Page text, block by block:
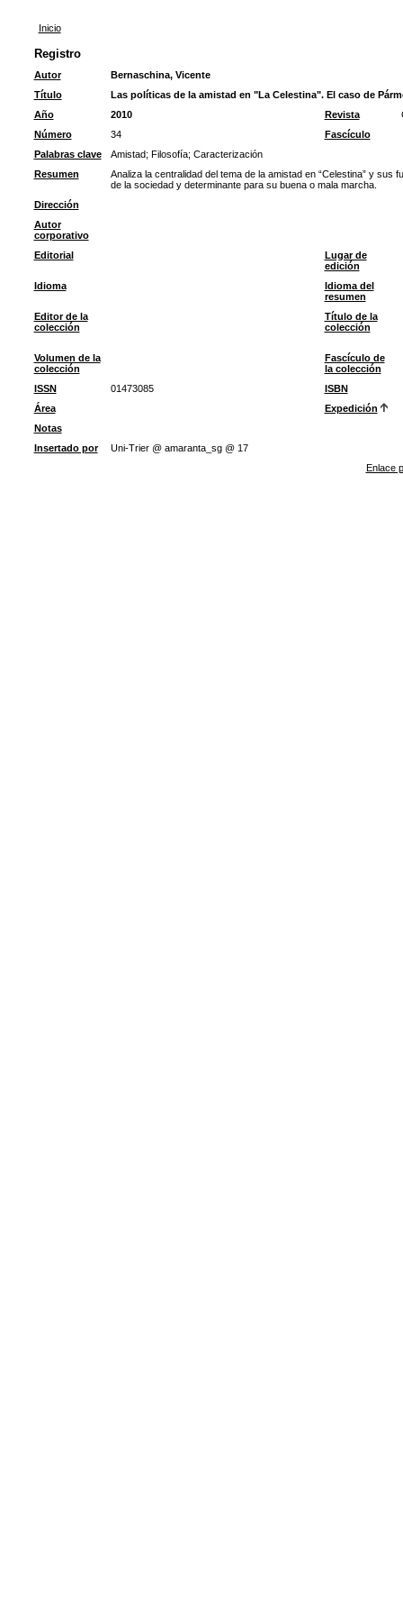
Inicio
Registro
Autor
Bernaschina, Vicente
Título
Las políticas de la amistad en "La Celestina". El caso de
Año
2010 Revista
Número
34
Fascículo
Palabras clave
Amistad; Filosofía; Caracterización
Resumen
Analiza la centralidad del tema de la amistad en “Celestina” y
de la sociedad y determinante para su buena o mala marcha.
Dirección
Autor
corporativo
Editorial
Lugar de
edición
Idioma
Idioma del
resumen
Editor de la
colección
Título de la
colección
Volumen de la
colección
Fascículo de
la colección
ISSN
01473085
ISBN
Área
Expedición
Notas
Insertado por
Uni-Trier @ amaranta_sg @ 17
Enlace